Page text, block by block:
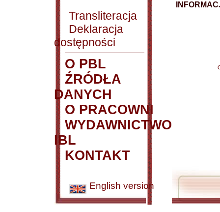
Transliteracja
Deklaracja
dostępności
O PBL
ŹRÓDŁA
DANYCH
O PRACOWNI
WYDAWNICTWO
IBL
KONTAKT
English version